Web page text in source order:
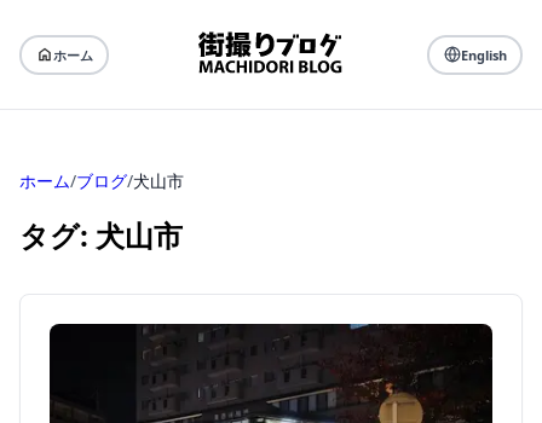
ホーム English
ホーム/ブログ/犬山市
タグ: 犬山市